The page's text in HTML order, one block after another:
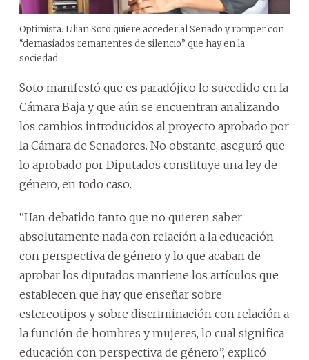
Optimista. Lilian Soto quiere acceder al Senado y romper con
“demasiados remanentes de silencio” que hay en la
sociedad.
Soto manifestó que es paradójico lo sucedido en la
Cámara Baja y que aún se encuentran analizando
los cambios introducidos al proyecto aprobado por
la Cámara de Senadores. No obstante, aseguró que
lo aprobado por Diputados constituye una ley de
género, en todo caso.
“Han debatido tanto que no quieren saber
absolutamente nada con relación a la educación
con perspectiva de género y lo que acaban de
aprobar los diputados mantiene los artículos que
establecen que hay que enseñar sobre
estereotipos y sobre discriminación con relación a
la función de hombres y mujeres, lo cual significa
educación con perspectiva de género”, explicó